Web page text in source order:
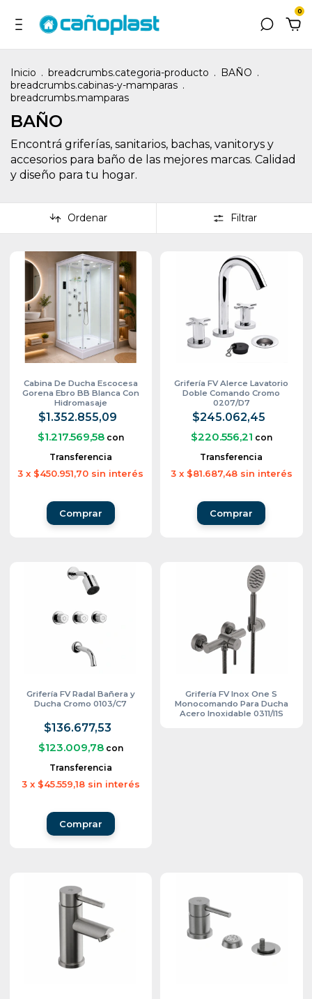
0
Inicio . breadcrumbs.categoria-producto . BAÑO .
breadcrumbs.cabinas-y-mamparas .
breadcrumbs.mamparas
BAÑO
Encontrá griferías, sanitarios, bachas, vanitorys y
accesorios para baño de las mejores marcas. Calidad
y diseño para tu hogar.
Ordenar Filtrar
Cabina De Ducha Escocesa
Gorena Ebro BB Blanca Con
Hidromasaje
$1.352.855,09
$1.217.569,58 con
Transferencia
3 x $450.951,70 sin interés
Comprar
Grifería FV Alerce Lavatorio
Doble Comando Cromo
0207/D7
$245.062,45
$220.556,21 con
Transferencia
3 x $81.687,48 sin interés
Grifería FV Radal Bañera y
Ducha Cromo 0103/C7
$136.677,53
$123.009,78 con
Transferencia
3 x $45.559,18 sin interés
Grifería FV Inox One S
Monocomando Para Ducha
Acero Inoxidable 0311/I1S